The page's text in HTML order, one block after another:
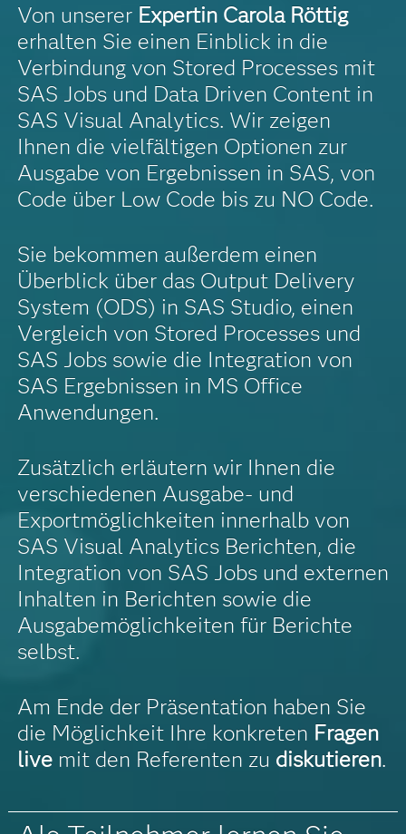
Von unserer Expertin Carola Röttig
erhalten Sie einen Einblick in die
Verbindung von Stored Processes mit
SAS Jobs und Data Driven Content in
SAS Visual Analytics. Wir zeigen
Ihnen die vielfältigen Optionen zur
Ausgabe von Ergebnissen in SAS, von
Code über Low Code bis zu NO Code.
Sie bekommen außerdem einen
Überblick über das Output Delivery
System (ODS) in SAS Studio, einen
Vergleich von Stored Processes und
SAS Jobs sowie die Integration von
SAS Ergebnissen in MS Office
Anwendungen.
Zusätzlich erläutern wir Ihnen die
verschiedenen Ausgabe- und
Exportmöglichkeiten innerhalb von
SAS Visual Analytics Berichten, die
Integration von SAS Jobs und externen
Inhalten in Berichten sowie die
Ausgabemöglichkeiten für Berichte
selbst.
Am Ende der Präsentation haben Sie
die Möglichkeit Ihre konkreten Fragen
livemit den Referenten zu diskutieren.